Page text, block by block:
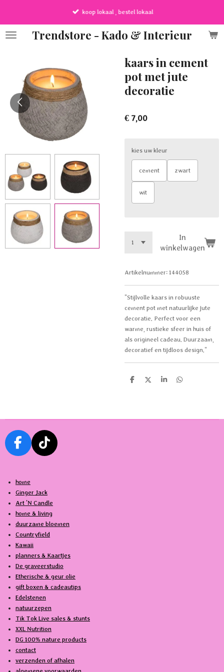
naar
de
Trendstore - Kado & Interieur
koop lokaal , bestel lokaal
kaars in cement
pot met jute
decoratie
€ 7,00
kies uw kleur
cement zwart
wit
In
winkelwagen
Artikelnummer: 144058
"Stijlvolle kaars in robuuste
cement pot met natuurlijke jute
decoratie. Perfect voor een
warme, rustieke sfeer in huis of
als origineel cadeau. Duurzaam,
decoratief en tijdloos design."
D
D
S
D
F
e
b
o
o
k
T
o
k
home
Ginger Jack
Art 'N Candle
home & living
duurzame bloemen
Countryfield
Kawaii
planners & Kaartjes
De graveerstudio
Etherische & geur olie
gift boxen & cadeautips
Edelstenen
natuurzepen
Tik Tok Live sales & stunts
XXL Nutrition
DG 100% nature products
contact
verzenden of afhalen